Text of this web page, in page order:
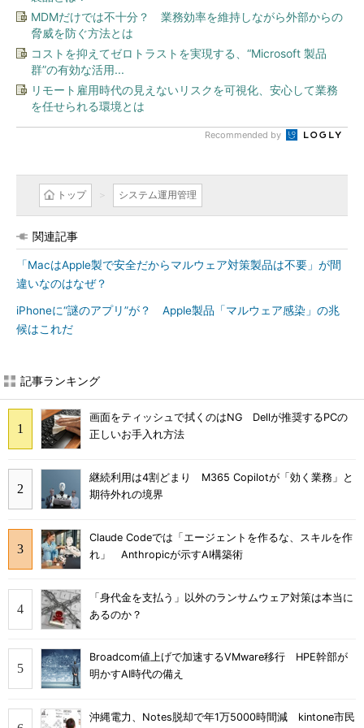
MDMだけでは不十分？ 業務効率を維持しながら外部からの
脅威を防ぐ方法とは
コストを抑えてゼロトラストを実現する、“Microsoft 製品
群”の有効な活用...
リモート雇用時代の見えないリスクを可視化、安心して業務
を任せられる環境とは
Recommended by
トップ システム運用管理
関連記事
「MacはApple製で安全だからマルウェア対策製品は不要」が間
違いなのはなぜ？
iPhoneに“謎のアプリ”が？ Apple製品「マルウェア感染」の兆
候はこれだ
記事ランキング
画面をティッシュで拭くのはNG Dellが推奨するPCの
正しいお手入れ方法
継続利用は4割どまり M365 Copilotが「効く業務」と
期待外れの境界
Claude Codeでは「エージェントを作るな、スキルを作
れ」 Anthropicが示すAI構築術
「身代金を支払う」以外のランサムウェア対策は本当に
あるのか？
Broadcom値上げで加速するVMware移行 HPE幹部が
明かすAI時代の備え
沖縄電力、Notes脱却で年1万5000時間減 kintone市民